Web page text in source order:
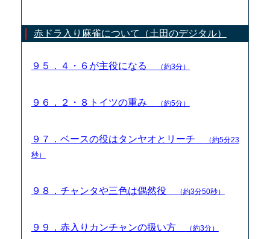
赤ドラ入り麻雀について（土田のデジタル）
９５．４・６が主役になる （約3分）
９６．２・８トイツの重み （約5分）
９７．ベースの役はタンヤオとリーチ
（約5分23
秒）
９８．チャンタや三色は偶然役 （約3分50秒）
９９．赤入りカンチャンの扱い方 （約3分）